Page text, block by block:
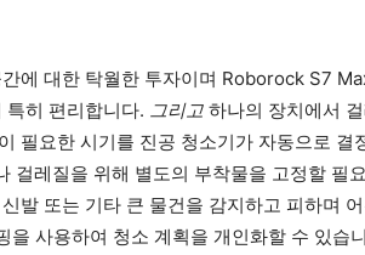
에 대한 탁월한 투자이며 Roborock S7
특히 편리합니다. 그리고 하나의 장치에서
필요한 시기를 진공 청소기가 자동으로 결
걸레질을 위해 별도의 부착물을 고정할 필
발 또는 기타 큰 물건을 감지하고 피하며
사용하여 청소 계획을 개인화할 수 있습